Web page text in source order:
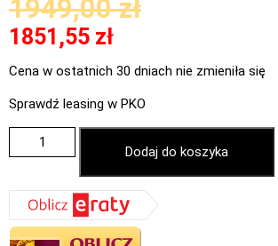
1949,00zł
1851,55 zł
Cena w ostatnich 30 dniach nie zmieniła się
Sprawdź leasing w PKO
Dodaj do koszyka